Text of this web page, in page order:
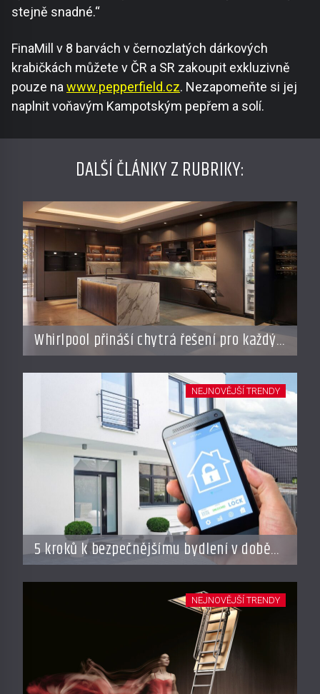
stejně snadné.“
FinaMill v 8 barvách v černozlatých dárkových
krabičkách můžete v ČR a SR zakoupit exkluzivně
pouze na www.pepperfield.cz. Nezapomeňte si jej
naplnit voňavým Kampotským pepřem a solí.
DALŠÍ ČLÁNKY Z RUBRIKY:
Whirlpool přináší chytrá řešení pro každý
styl vaření
5 kroků k bezpečnějšímu bydlení v době
dovolené
NEJNOVĚJŠÍ TRENDY
NEJNOVĚJŠÍ TRENDY